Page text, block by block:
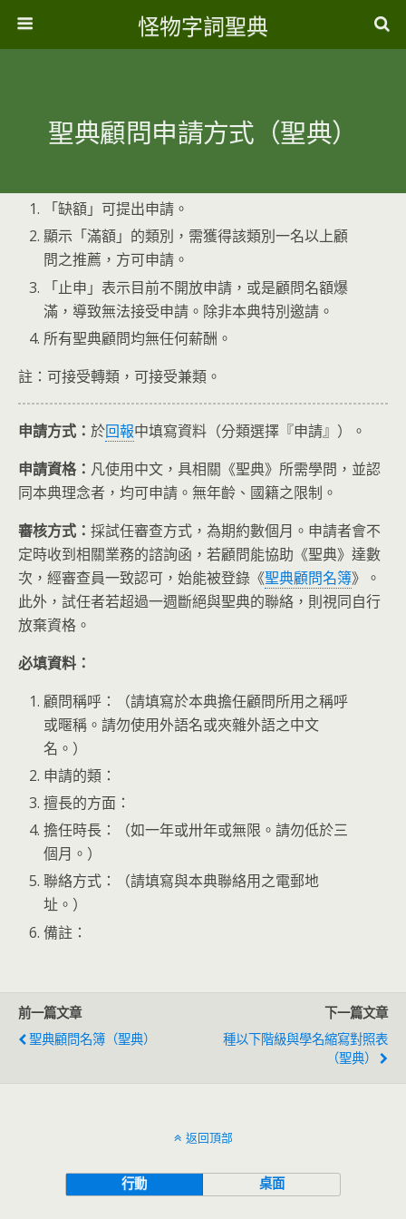
怪物字詞聖典
聖典顧問申請方式（聖典）
「缺額」可提出申請。
顯示「滿額」的類別，需獲得該類別一名以上顧
問之推薦，方可申請。
「止申」表示目前不開放申請，或是顧問名額爆
滿，導致無法接受申請。除非本典特別邀請。
所有聖典顧問均無任何薪酬。
註：可接受轉類，可接受兼類。
申請方式： 於回報中填寫資料（分類選擇『申請』）。
申請資格： 凡使用中文，具相關《聖典》所需學問，並認
同本典理念者，均可申請。無年齡、國籍之限制。
審核方式： 採試任審查方式，為期約數個月。申請者會不
定時收到相關業務的諮詢函，若顧問能協助《聖典》達數
次，經審查員一致認可，始能被登錄《聖典顧問名簿》。
此外，試任者若超過一週斷絕與聖典的聯絡，則視同自行
放棄資格。
必填資料：
顧問稱呼：（請填寫於本典擔任顧問所用之稱呼
或暱稱。請勿使用外語名或夾雜外語之中文
名。）
申請的類：
擅長的方面：
擔任時長：（如一年或卅年或無限。請勿低於三
個月。）
聯絡方式：（請填寫與本典聯絡用之電郵地
址。）
備註：
前一篇文章
聖典顧問名簿（聖典）
下一篇文章
種以下階級與學名縮寫對照表
（聖典）
返回頂部
行動 桌面